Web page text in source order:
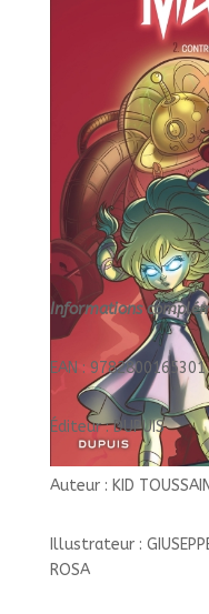
Informations
EAN : 9782800165301
Éditeur : DUPUIS
Auteur : KID
Illustrateur :
ROSA